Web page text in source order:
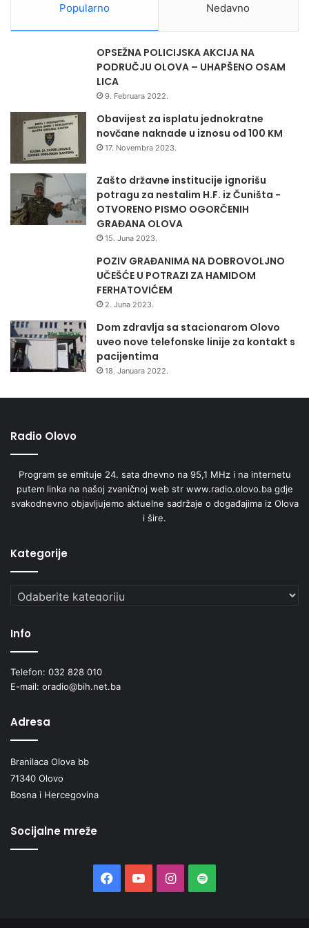
Popularno Nedavno
OPSEŽNA POLICIJSKA AKCIJA NA
PODRUČJU OLOVA – UHAPŠENO OSAM
LICA
9. Februara 2022.
Obavijest za isplatu jednokratne
novčane naknade u iznosu od 100 KM
17. Novembra 2023.
Zašto državne institucije ignorišu
potragu za nestalim H.F. iz Čuništa -
OTVORENO PISMO OGORČENIH
GRAĐANA OLOVA
15. Juna 2023.
POZIV GRAĐANIMA NA DOBROVOLJNO
UČEŠĆE U POTRAZI ZA HAMIDOM
FERHATOVIĆEM
2. Juna 2023.
Dom zdravlja sa stacionarom Olovo
uveo nove telefonske linije za kontakt s
pacijentima
18. Januara 2022.
Radio Olovo
Program se emituje 24. sata dnevno na 95,1 MHz i na internetu
putem linka na našoj zvaničnoj web str www.radio.olovo.ba gdje
svakodnevno objavljujemo aktuelne sadržaje o događajima iz Olova
i šire.
Kategorije
Kategorije
Info
Telefon: 032 828 010
E-mail: oradio@bih.net.ba
Adresa
Branilaca Olova bb
71340 Olovo
Bosna i Hercegovina
Socijalne mreže
FacebookYouTubeInstagram
Spotify